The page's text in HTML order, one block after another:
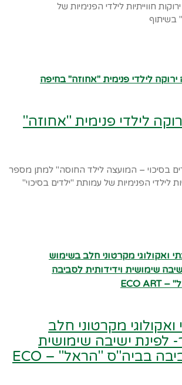
חווייתיות לילדי הפנימיות של
בשיתוף
לילדי פנימית "אחוזה"
בסיכוי – המועצה לילד החוסה" למתן מספר
לילדי הפנימיות של עמותת "ילדים בסיכוי"
ואקולוגי מקרטוני חלב
לפינת ישיבה שימושית
וידידותית לסביבה בביה"ס "הראל" – ECO